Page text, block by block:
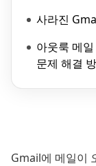
사라진
아웃룩 메
문제 해결
Gmail에 메일이